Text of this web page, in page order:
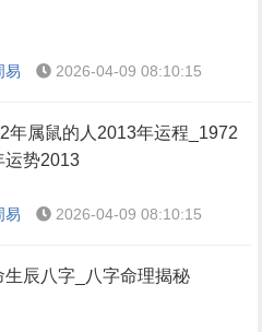
易 2026-04-09 08:10:15
年属鼠的人2013年运程_1972
运势2013
易 2026-04-09 08:10:15
生辰八字_八字命理揭秘